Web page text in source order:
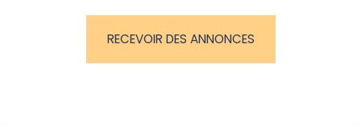
RECEVOIR DES ANNONCES